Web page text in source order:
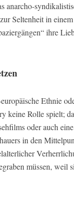
anarcho-
Seltenheit in
ihre
Ethnie
keine Rolle spielt;
oder auch
in den
müssen, weil